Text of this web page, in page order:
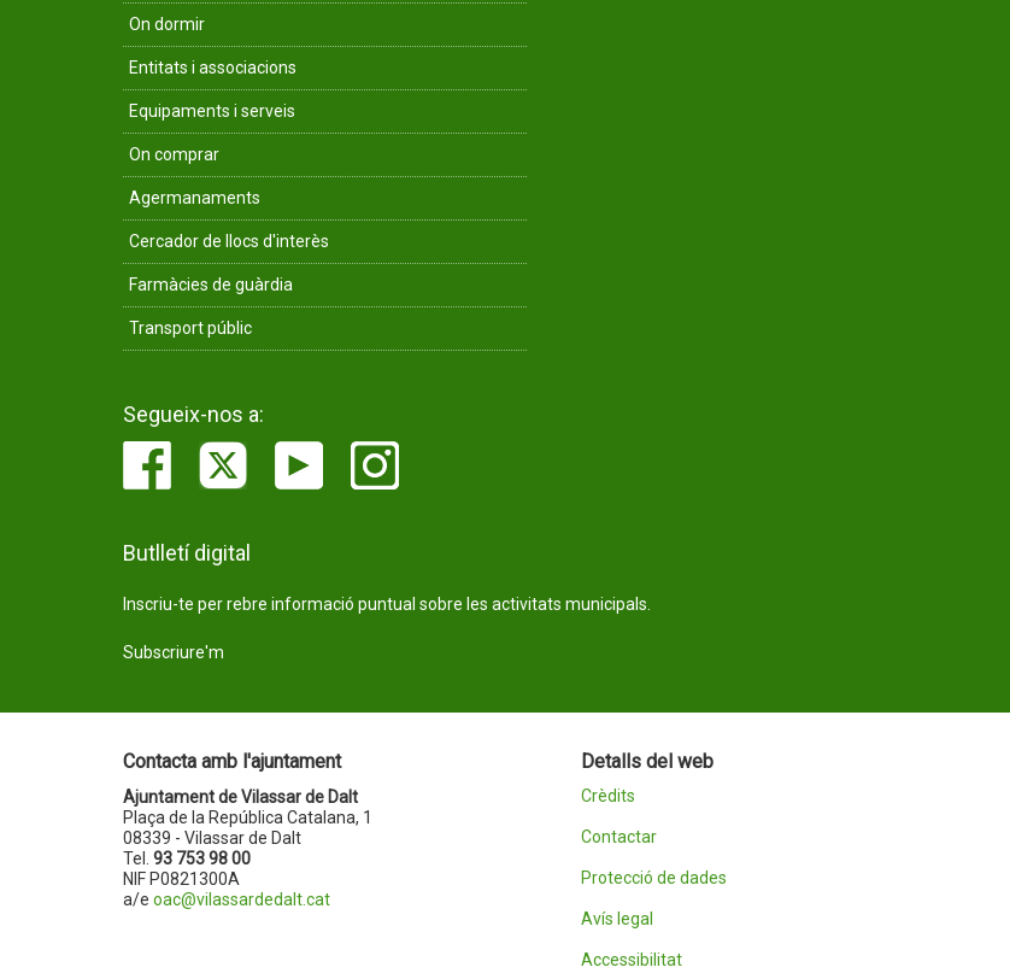
On dormir
Entitats i associacions
Equipaments i serveis
On comprar
Agermanaments
Cercador de llocs d'interès
Farmàcies de guàrdia
Transport públic
Segueix-nos a:
Butlletí digital
Inscriu-te per rebre informació puntual sobre les activitats municipals.
Subscriure'm
Contacta amb l'ajuntament
Ajuntament de Vilassar de Dalt
Plaça de la República Catalana, 1
08339 - Vilassar de Dalt
Tel. 93 753 98 00
NIF P0821300A
a/e oac@vilassardedalt.cat
Detalls del web
Crèdits
Contactar
Protecció de dades
Avís legal
Accessibilitat